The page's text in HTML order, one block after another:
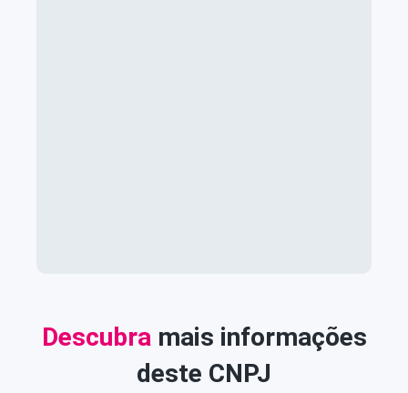
Descubramais informações
deste CNPJ